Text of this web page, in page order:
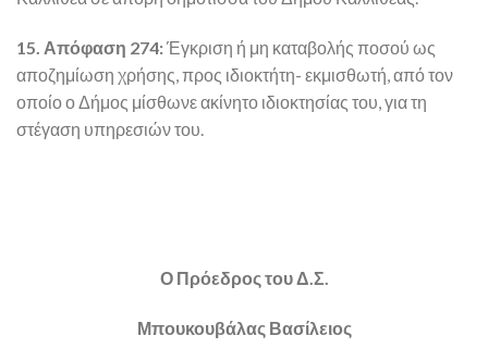
15. Απόφαση 274:Έγκριση ή μη καταβολής ποσού ως
αποζημίωση χρήσης, προς ιδιοκτήτη- εκμισθωτή, από τον
οποίο ο Δήμος μίσθωνε ακίνητο ιδιοκτησίας του, για τη
στέγαση υπηρεσιών του.
Ο Πρόεδρος του Δ.Σ.
Μπουκουβάλας Βασίλειος